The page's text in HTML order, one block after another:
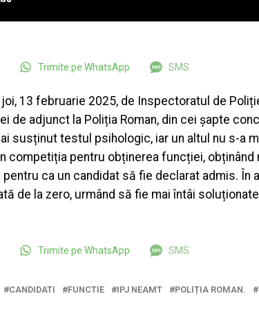
Trimite pe WhatsApp SMS
13 februarie 2025, de Inspectoratul de
de adjunct la Poliția Roman, din cei șapte
susținut testul psihologic, iar un altul nu s-a
competiția pentru obținerea funcției, obținând
ca un candidat să fie declarat admis. În
de la zero, urmând să fie mai întâi
Trimite pe WhatsApp SMS
CANDIDATI FUNCTIE IPJ NEAMT POLIȚIA ROMAN.